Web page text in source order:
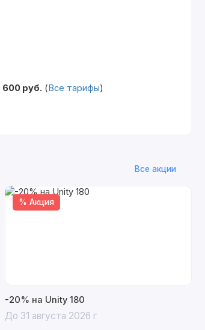
600 руб. (Все тарифы)
Все акции
% Акция
-20% на Unity 180
До 31 августа 2026 г